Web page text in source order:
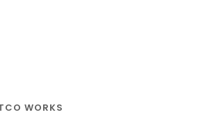
WORKS